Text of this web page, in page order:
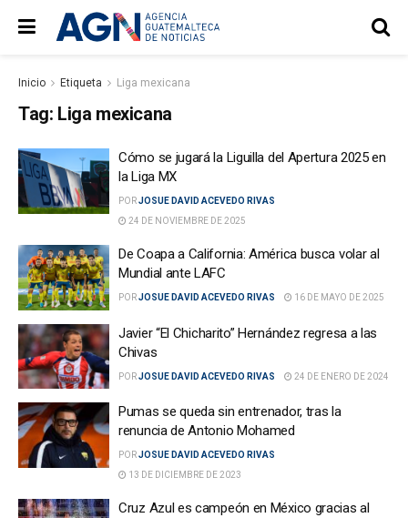
Inicio Etiqueta Liga mexicana
Tag: Liga mexicana
Cómo se jugará la Liguilla del Apertura 2025 en
la Liga MX
PORJOSUE DAVID ACEVEDO RIVAS
24 DE NOVIEMBRE DE 2025
De Coapa a California: América busca volar al
Mundial ante LAFC
PORJOSUE DAVID ACEVEDO RIVAS 16 DE MAYO DE 2025
Javier “El Chicharito” Hernández regresa a las
Chivas
PORJOSUE DAVID ACEVEDO RIVAS 24 DE ENERO DE 2024
Pumas se queda sin entrenador, tras la
renuncia de Antonio Mohamed
PORJOSUE DAVID ACEVEDO RIVAS
13 DE DICIEMBRE DE 2023
Cruz Azul es campeón en México gracias al